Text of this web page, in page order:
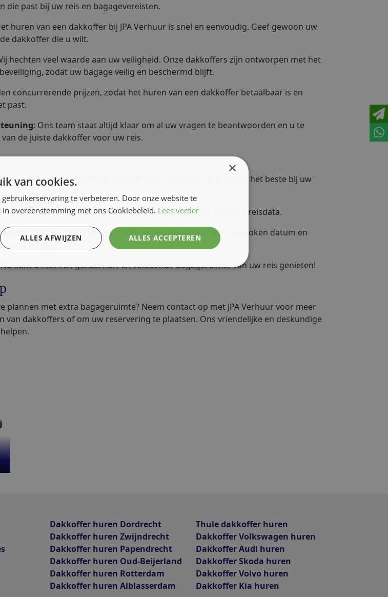
die past bij uw reis en bagagevereisten.
huren van een dakkoffer bij JPA Verhuur is snel en eenvoudig. Geef gewoon uw
dakkoffer die u wilt.
hechten veel waarde aan uw veiligheid. Onze dakkoffers zijn ontworpen met het
zodat uw bagage veilig en beschermd blijft.
concurrerende prijzen, zodat het huren van een dakkoffer betaalbaar is en
past.
: Ons team staat altijd klaar om al uw vragen te beantwoorden en u te
de juiste dakkoffer voor uw reis.
door ons assortiment dakkoffers en selecteer degene die het beste bij uw
de benodigde gegevens in en reserveer de dakkoffer voor uw reisdata.
: Haal de dakkoffer op bij ons verhuurpunt op de afgesproken datum en
weer terug.
kunt u met een gerust hart en voldoende bagageruimte van uw reis genieten!
plannen met extra bagageruimte? Neem contact op met JPA Verhuur voor meer
van dakkoffers of om uw reservering te plaatsen. Ons vriendelijke en deskundige
Dakkoffer huren Dordrecht
Dakkoffer huren Zwijndrecht
Dakkoffer huren Papendrecht
Dakkoffer huren Oud-Beijerland
Dakkoffer huren Rotterdam
Dakkoffer huren Alblasserdam
Thule dakkoffer huren
Dakkoffer Volkswagen huren
Dakkoffer Audi huren
Dakkoffer Skoda huren
Dakkoffer Volvo huren
Dakkoffer Kia huren
×
van cookies.
te verbeteren. Door onze website te
overeenstemming met ons Cookiebeleid. Lees verder
ALLES ACCEPTEREN
ALLES AFWIJZEN